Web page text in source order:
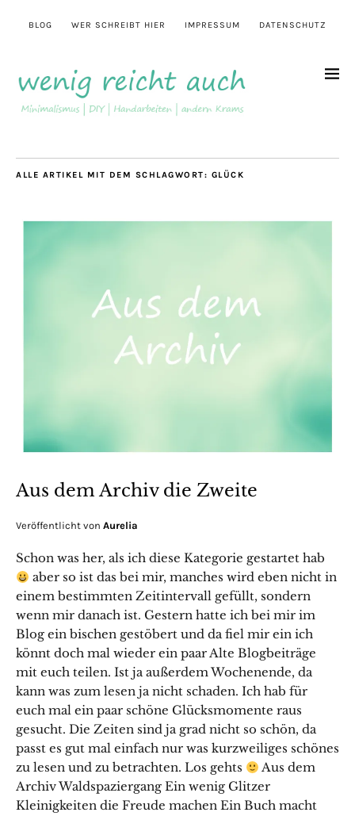
BLOG WER SCHREIBT HIER IMPRESSUM DATENSCHUTZ
ALLE ARTIKEL MIT DEM SCHLAGWORT: GLÜCK
Aus dem Archiv die Zweite
Veröffentlicht von Aurelia
Schon was her, als ich diese Kategorie gestartet hab
aber so ist das bei mir, manches wird eben nicht in
einem bestimmten Zeitintervall gefüllt, sondern
wenn mir danach ist. Gestern hatte ich bei mir im
Blog ein bischen gestöbert und da fiel mir ein ich
könnt doch mal wieder ein paar Alte Blogbeiträge
mit euch teilen. Ist ja außerdem Wochenende, da
kann was zum lesen ja nicht schaden. Ich hab für
euch mal ein paar schöne Glücksmomente raus
gesucht. Die Zeiten sind ja grad nicht so schön, da
passt es gut mal einfach nur was kurzweiliges schönes
zu lesen und zu betrachten. Los gehts
Aus dem
Archiv Waldspaziergang Ein wenig Glitzer
Kleinigkeiten die Freude machen Ein Buch macht